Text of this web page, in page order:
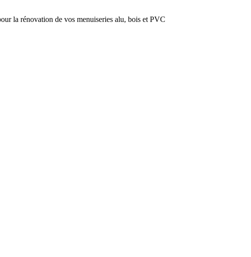
la rénovation de vos menuiseries alu, bois et PVC